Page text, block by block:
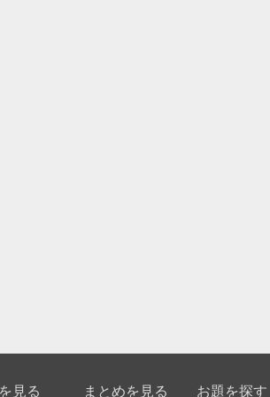
見る まとめを見る お題を探す